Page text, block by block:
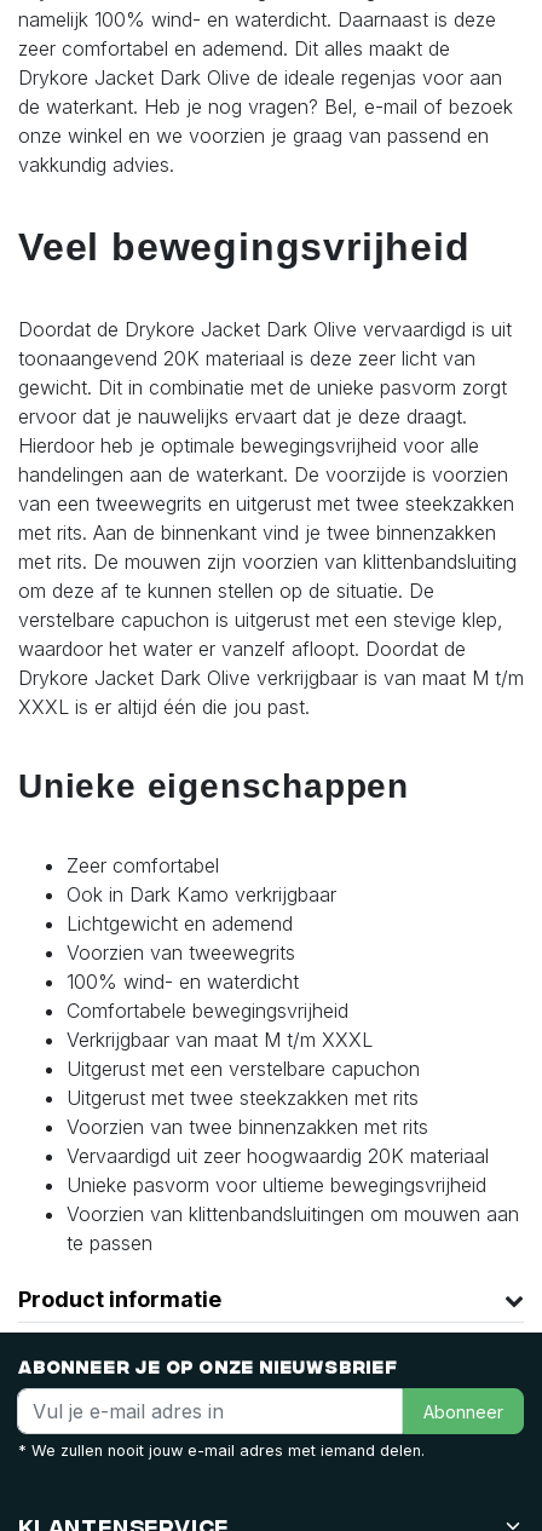
namelijk 100% wind- en waterdicht. Daarnaast is deze
zeer comfortabel en ademend. Dit alles maakt de
Drykore Jacket Dark Olive de ideale regenjas voor aan
de waterkant. Heb je nog vragen? Bel, e-mail of bezoek
onze winkel en we voorzien je graag van passend en
vakkundig advies.
Veel bewegingsvrijheid
Doordat de Drykore Jacket Dark Olive vervaardigd is uit
toonaangevend 20K materiaal is deze zeer licht van
gewicht. Dit in combinatie met de unieke pasvorm zorgt
ervoor dat je nauwelijks ervaart dat je deze draagt.
Hierdoor heb je optimale bewegingsvrijheid voor alle
handelingen aan de waterkant. De voorzijde is voorzien
van een tweewegrits en uitgerust met twee steekzakken
met rits. Aan de binnenkant vind je twee binnenzakken
met rits. De mouwen zijn voorzien van klittenbandsluiting
om deze af te kunnen stellen op de situatie. De
verstelbare capuchon is uitgerust met een stevige klep,
waardoor het water er vanzelf afloopt. Doordat de
Drykore Jacket Dark Olive verkrijgbaar is van maat M t/m
XXXL is er altijd één die jou past.
Unieke eigenschappen
Zeer comfortabel
Ook in Dark Kamo verkrijgbaar
Lichtgewicht en ademend
Voorzien van tweewegrits
100% wind- en waterdicht
Comfortabele bewegingsvrijheid
Verkrijgbaar van maat M t/m XXXL
Uitgerust met een verstelbare capuchon
Uitgerust met twee steekzakken met rits
Voorzien van twee binnenzakken met rits
Vervaardigd uit zeer hoogwaardig 20K materiaal
Unieke pasvorm voor ultieme bewegingsvrijheid
Voorzien van klittenbandsluitingen om mouwen aan
te passen
Product informatie
Abonneer je op onze nieuwsbrief
Abonneer
* We zullen nooit jouw e-mail adres met iemand delen.
Klantenservice